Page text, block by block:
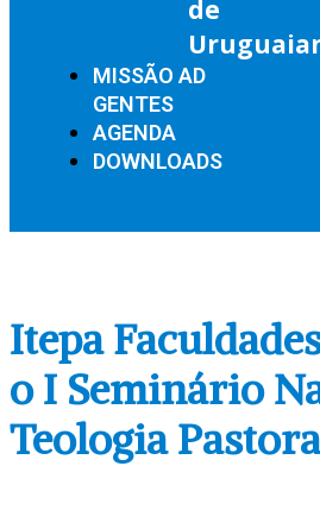
de
MISSÃO AD
GENTES
AGENDA
DOWNLOADS
Itepa
o I Seminário
Teologia